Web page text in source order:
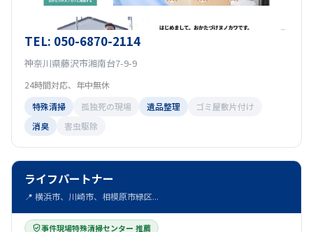
TEL: 050-6870-2114
神奈川県藤沢市湘南台7-9-9
24時間対応、年中無休
特殊清掃
孤独死の現場 遺品整理
ゴミ屋敷片付け
消臭
害虫駆除
ライフパートナー
📍 横浜市、川崎市、相模原市緑区...
事件現場特殊清掃センター 推薦